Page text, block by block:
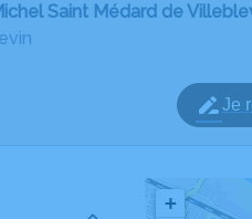
Saint Médard de
Je
+